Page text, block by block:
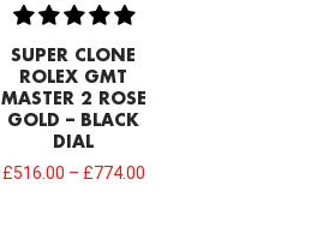
SUPER CLONE
ROLEX GMT
MASTER 2 ROSE
GOLD – BLACK
DIAL
£516.00 – £774.00